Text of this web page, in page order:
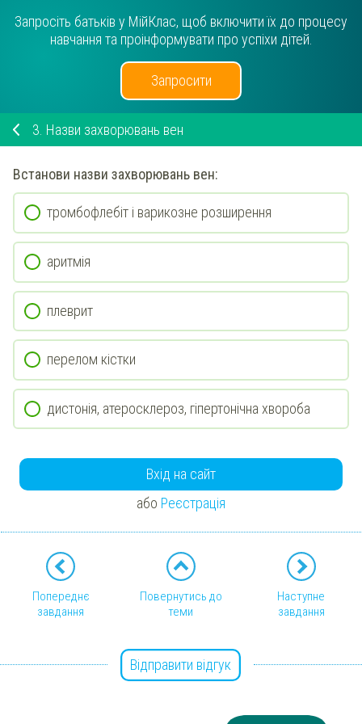
Запросіть батьків у МійКлас, щоб включити їх до процесу
навчання та проінформувати про успіхи дітей.
Запросити
3. Назви захворювань вен
Встанови назви захворювань вен:
тромбофлебіт і варикозне розширення
аритмія
плеврит
перелом кістки
дистонія, атеросклероз, гіпертонічна хвороба
Вхід на сайт
або Реєстрація
Попереднє
завдання
Повернутись до
теми
Наступне
завдання
Відправити відгук